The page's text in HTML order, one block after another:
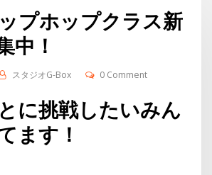
プホップクラス新
中！
スタジオG-Box 0 Comment
に挑戦したいみん
ます！